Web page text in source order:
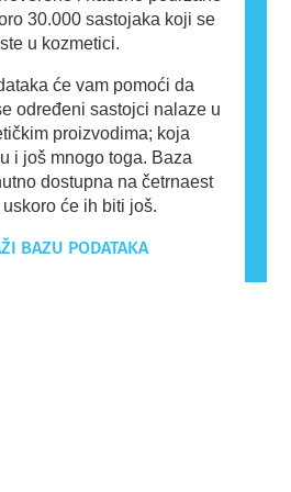
30.000 sastojaka koji se
u kozmetici.
će vam pomoći da
određeni sastojci nalaze u
proizvodima; koja
i još mnogo toga. Baza
dostupna na četrnaest
će ih biti još.
BAZU PODATAKA